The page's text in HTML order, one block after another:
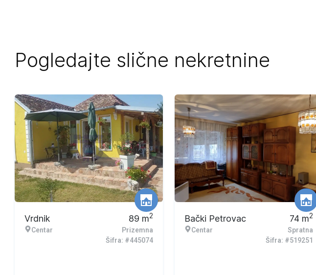
Pogledajte slične nekretnine
Vrdnik
Centar
89 m2
Prizemna
Šifra: #445074
Bački Petrovac
Centar
74 m2
Spratna
Šifra: #519251